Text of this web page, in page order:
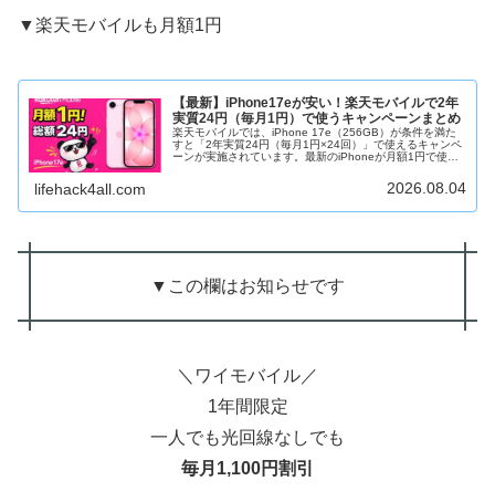
▼楽天モバイルも月額1円
【最新】iPhone17eが安い！楽天モバイルで2年
実質24円（毎月1円）で使うキャンペーンまとめ
楽天モバイルでは、iPhone 17e（256GB）が条件を満た
すと「2年実質24円（毎月1円×24回）」で使えるキャンペ
ーンが実施されています。最新のiPhoneが月額1円で使え
lifehack4all.com 2026.08.04
▼この欄はお知らせです
＼ワイモバイル／
1年間限定
一人でも光回線なしでも
毎月1,100円割引